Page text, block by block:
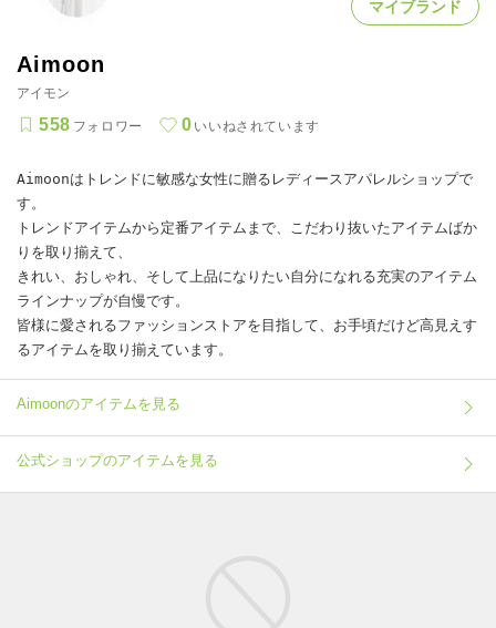
マイブランド
Aimoon
アイモン
558 フォロワー 0 いいねされています
Aimoonはトレンドに敏感な女性に贈るレディースアパレルショップで
す。
トレンドアイテムから定番アイテムまで、こだわり抜いたアイテムばか
りを取り揃えて、
きれい、おしゃれ、そして上品になりたい自分になれる充実のアイテム
ラインナップが自慢です。
皆様に愛されるファッションストアを目指して、お手頃だけど高見えす
るアイテムを取り揃えています。
Aimoonのアイテムを見る
公式ショップのアイテムを見る